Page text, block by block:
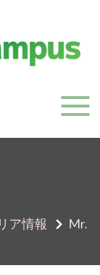
指すガイドコミ
ア情報 Mr.